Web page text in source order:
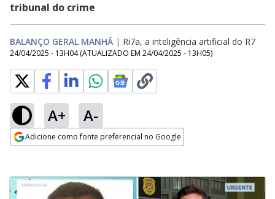
tribunal do crime
BALANÇO GERAL MANHÃ | Ri7a, a inteligência artificial do R7
24/04/2025 - 13H04 (ATUALIZADO EM 24/04/2025 - 13H05)
A+ A-
Adicione como fonte preferencial no Google